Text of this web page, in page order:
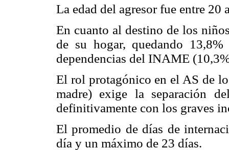
La edad del agresor fue entre 20
En cuanto al destino de los
de su hogar, quedando
dependencias del INAME
El rol protagónico en el AS de
madre) exige la separación
definitivamente con los graves
El promedio de días de
día y un máximo de 23 días.